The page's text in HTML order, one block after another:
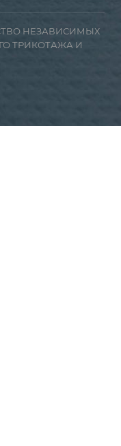
НЕЗАВИСИМЫХ
ТРИКОТАЖА И